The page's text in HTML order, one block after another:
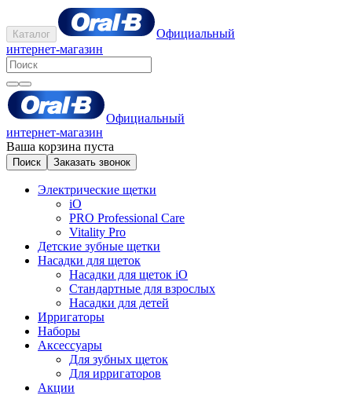
Каталог
Официальный
интернет-магазин
Официальный
интернет-магазин
Ваша корзина пуста
Поиск Заказать звонок
Электрические щетки
iO
PRO Professional Care
Vitality Pro
Детские зубные щетки
Насадки для щеток
Насадки для щеток iO
Стандартные для взрослых
Насадки для детей
Ирригаторы
Наборы
Аксессуары
Для зубных щеток
Для ирригаторов
Акции